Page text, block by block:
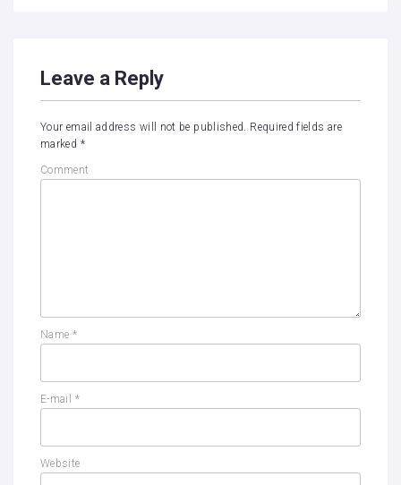
Leave a Reply
Your email address will not be published.
Required fields are
marked *
Comment
Name *
E-mail *
Website